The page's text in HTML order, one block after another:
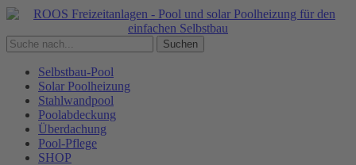
Suchen
Selbstbau-Pool
Solar Poolheizung
Stahlwandpool
Poolabdeckung
Überdachung
Pool-Pflege
SHOP